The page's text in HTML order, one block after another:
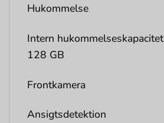
Hukommelse
Intern hukommelseskapacitet
128 GB
Frontkamera
Ansigtsdetektion